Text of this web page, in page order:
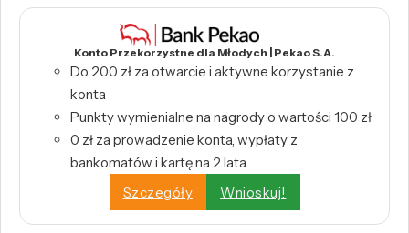
Konto Przekorzystne dla Młodych | Pekao S.A.
Do 200 zł za otwarcie i aktywne korzystanie z
konta
Punkty wymienialne na nagrody o wartości 100 zł
0 zł za prowadzenie konta, wypłaty z
bankomatów i kartę na 2 lata
Szczegóły
Wnioskuj!